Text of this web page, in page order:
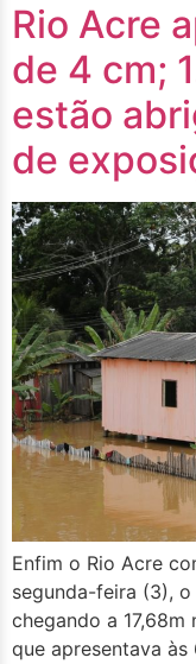
Rio Acre
de 4 cm;
estão
de
Enfim o Rio Acre
segunda-feira (3),
chegando a 17,68m
que apresentava